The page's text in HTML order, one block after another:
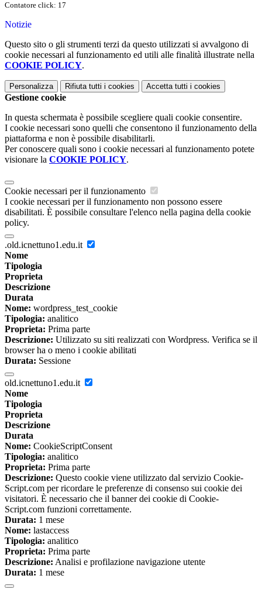
Contatore click: 17
Notizie
Questo sito o gli strumenti terzi da questo utilizzati si avvalgono di
cookie necessari al funzionamento ed utili alle finalità illustrate nella
COOKIE POLICY.
Personalizza Rifiuta tutti i cookies Accetta tutti i cookies
Gestione cookie
In questa schermata è possibile scegliere quali cookie consentire.
I cookie necessari sono quelli che consentono il funzionamento della
piattaforma e non è possibile disabilitarli.
Per conoscere quali sono i cookie necessari al funzionamento potete
visionare la COOKIE POLICY.
Cookie necessari per il funzionamento
I cookie necessari per il funzionamento non possono essere
disabilitati. È possibile consultare l'elenco nella pagina della cookie
policy.
.old.icnettuno1.edu.it
Nome
Tipologia
Proprieta
Descrizione
Durata
Nome: wordpress_test_cookie
Tipologia: analitico
Proprieta: Prima parte
Descrizione: Utilizzato su siti realizzati con Wordpress. Verifica se il
browser ha o meno i cookie abilitati
Durata: Sessione
old.icnettuno1.edu.it
Nome
Tipologia
Proprieta
Descrizione
Durata
Nome: CookieScriptConsent
Tipologia: analitico
Proprieta: Prima parte
Descrizione: Questo cookie viene utilizzato dal servizio Cookie-
Script.com per ricordare le preferenze di consenso sui cookie dei
visitatori. È necessario che il banner dei cookie di Cookie-
Script.com funzioni correttamente.
Durata: 1 mese
Nome: lastaccess
Tipologia: analitico
Proprieta: Prima parte
Descrizione: Analisi e profilazione navigazione utente
Durata: 1 mese